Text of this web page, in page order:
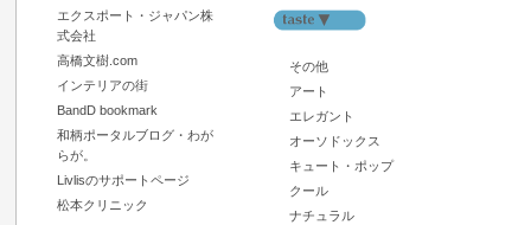
エクスポート・ジャパン株
式会社
高橋文樹.com
インテリアの街
BandD bookmark
和柄ポータルブログ・わが
らが。
Livlisのサポートページ
松本クリニック
その他
アート
エレガント
オーソドックス
キュート・ポップ
クール
ナチュラル